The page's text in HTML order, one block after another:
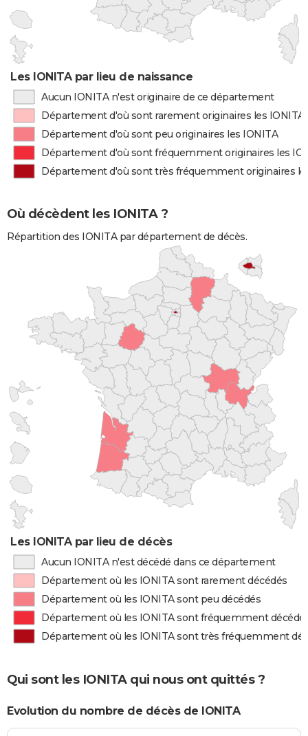
Les IONITA par lieu de naissance
Aucun IONITA n'est originaire de ce département
Département d'où sont rarement originaires les IONITA
Département d'où sont peu originaires les IONITA
Département d'où sont fréquemment originaires les
Département d'où sont très fréquemment originaires
Où décèdent les IONITA ?
Répartition des IONITA par département de décès.
Les IONITA par lieu de décès
Aucun IONITA n'est décédé dans ce département
Département où les IONITA sont rarement décédés
Département où les IONITA sont peu décédés
Département où les IONITA sont fréquemment
Département où les IONITA sont très fréquemment
Qui sont les IONITA qui nous ont quittés ?
Evolution du nombre de décès de IONITA